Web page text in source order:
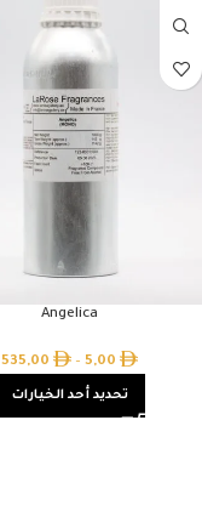
Angelica
5,00
–
535,00
تحديد أحد الخيارات